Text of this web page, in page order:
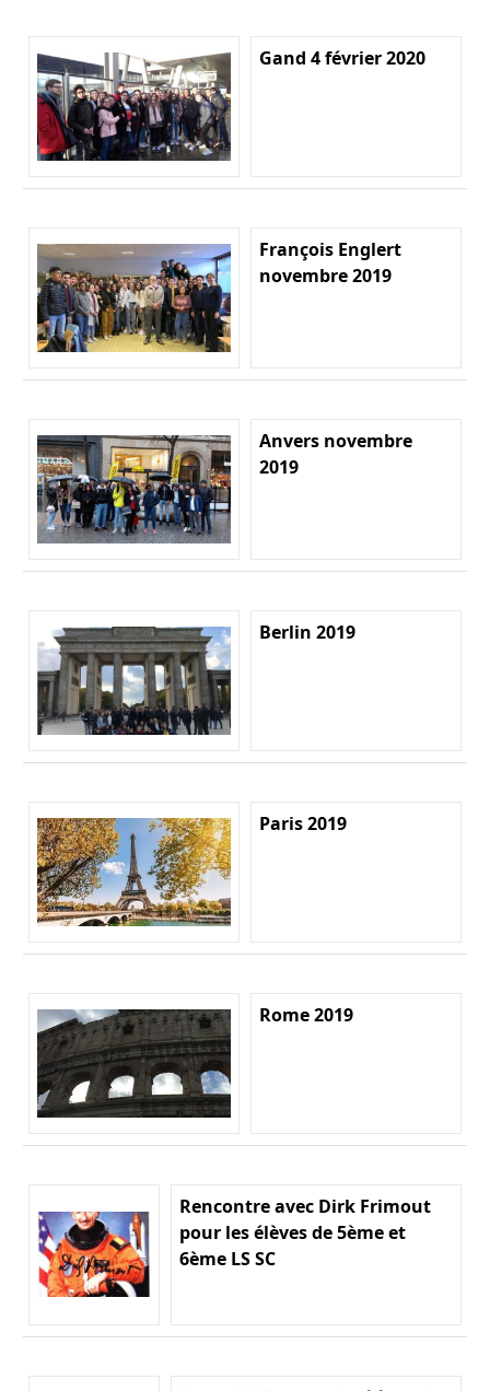
Gand 4 février 2020
François Englert
novembre 2019
Anvers novembre
2019
Berlin 2019
Paris 2019
Rome 2019
Rencontre avec Dirk Frimout
pour les élèves de 5ème et
6ème LS SC